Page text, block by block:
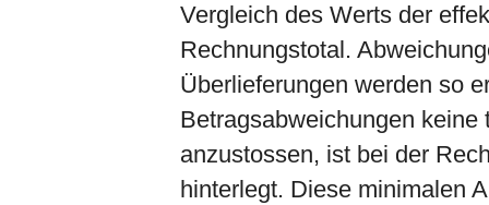
Vergleich des Werts der
Rechnungstotal.
Überlieferungen werden so
Betragsabweichungen
anzustossen, ist bei der
hinterlegt. Diese minimalen